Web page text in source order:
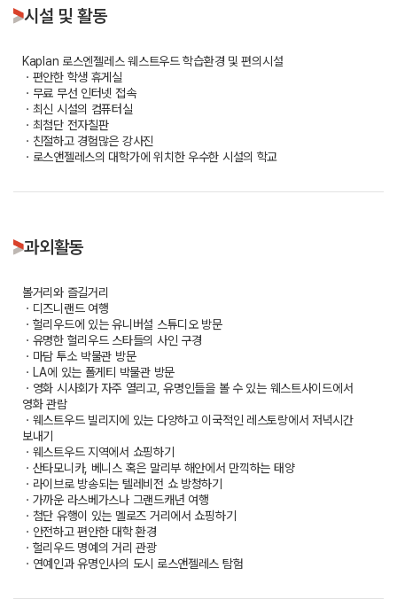
시설 및 활동
Kaplan 로스엔젤레스 웨스트우드 학습환경 및 편의시설
ㆍ편안한 학생 휴게실
ㆍ무료 무선 인터넷 접속
ㆍ최신 시설의 컴퓨터실
ㆍ최첨단 전자칠판
ㆍ친절하고 경험많은 강사진
ㆍ로스앤젤레스의 대학가에 위치한 우수한 시설의 학교
과외활동
볼거리와 즐길거리
ㆍ디즈니랜드 여행
ㆍ헐리우드에 있는 유니버설 스튜디오 방문
ㆍ유명한 헐리우드 스타들의 사인 구경
ㆍ마담 투소 박물관 방문
ㆍLA에 있는 폴게티 박물관 방문
ㆍ영화 시사회가 자주 열리고, 유명인들을 볼 수 있는 웨스트사이드에서
영화 관람
ㆍ웨스트우드 빌리지에 있는 다양하고 이국적인 레스토랑에서 저녁시간
보내기
ㆍ웨스트우드 지역에서 쇼핑하기
ㆍ산타모니카, 베니스 혹은 말리부 해안에서 만끽하는 태양
ㆍ라이브로 방송되는 텔레비전 쇼 방청하기
ㆍ가까운 라스베가스나 그랜드캐년 여행
ㆍ첨단 유행이 있는 멜로즈 거리에서 쇼핑하기
ㆍ안전하고 편안한 대학 환경
ㆍ헐리우드 명예의 거리 관광
ㆍ연예인과 유명인사의 도시 로스앤젤레스 탐험